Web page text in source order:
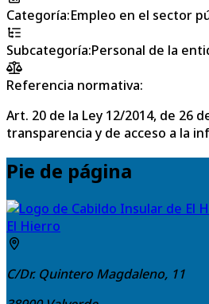
Categoría:Empleo en el sector
Subcategoría:Personal de la
Referencia normativa:
Art. 20 de la Ley 12/2014, de 26
transparencia y de acceso a la
Pie de página
El Hierro
C/Dr. Quintero Magdaleno, 11